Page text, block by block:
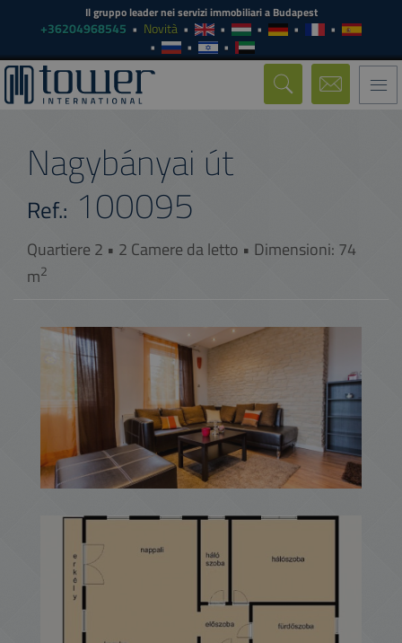
Il gruppo leader nei servizi immobiliari a Budapest
+36204968545 Novità
Nagybányai út
Ref.: 100095
Quartiere 2 • 2 Camere da letto • Dimensioni: 74
m2